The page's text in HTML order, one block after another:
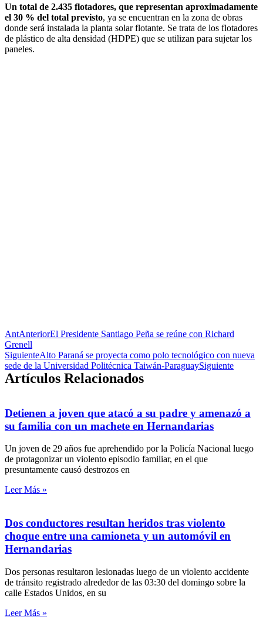
Un total de 2.435 flo­tadores, que repre­sentan aproxima­damente
el 30 % del total previsto, ya se encuentran en la zona de obras
donde será insta­lada la planta solar flotante. Se trata de los flo­tadores
de plástico de alta den­sidad (HDPE) que se utilizan para sujetar los
paneles.
AntAnteriorEl Presidente Santiago Peña se reúne con Richard
Grenell
SiguienteAlto Paraná se proyecta como polo tecnológico con nueva
sede de la Universidad Politécnica Taiwán-ParaguaySiguiente
Artículos Relacionados
Detienen a joven que atacó a su padre y amenazó a
su familia con un machete en Hernandarias
Un joven de 29 años fue aprehendido por la Policía Nacional luego
de protagonizar un violento episodio familiar, en el que
presuntamente causó destrozos en
Leer Más »
Dos conductores resultan heridos tras violento
choque entre una camioneta y un automóvil en
Hernandarias
Dos personas resultaron lesionadas luego de un violento accidente
de tránsito registrado alrededor de las 03:30 del domingo sobre la
calle Estados Unidos, en su
Leer Más »